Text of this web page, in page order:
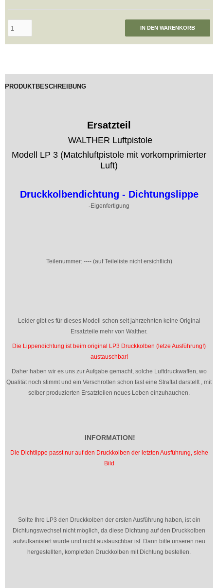
IN DEN WARENKORB
PRODUKTBESCHREIBUNG
Ersatzteil
WALTHER Luftpistole
Modell LP 3 (Matchluftpistole mit vorkomprimierter
Luft)
Druckkolbendichtung - Dichtungslippe
-Eigenfertigung
Teilenummer: ---- (auf Teileliste nicht ersichtlich)
Leider gibt es für dieses Modell schon seit jahrzehnten keine Original
Ersatzteile mehr von Walther.
Die Lippendichtung ist beim original LP3 Druckkolben (letze Ausführung!)
austauschbar!
Daher haben wir es uns zur Aufgabe gemacht, solche Luftdruckwaffen, wo
Qualität noch stimmt und ein Verschrotten schon fast eine Straftat darstellt , mit
selber produzierten Ersatzteilen neues Leben einzuhauchen.
INFORMATION!
Die Dichtlippe passt nur auf den Druckkolben der letzten Ausführung, siehe
Bild
Sollte Ihre LP3 den Druckkolben der ersten Ausführung haben, ist ein
Dichtungswechsel nicht möglich, da diese Dichtung auf den Druckkolben
aufvulkanisiert wurde und nicht austauschbar ist. Dann bitte unseren neu
hergestellten, kompletten Druckkolben mit Dichtung bestellen.